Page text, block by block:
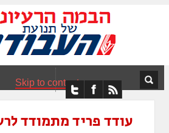
Skip to content
עודד פריד מתמודד